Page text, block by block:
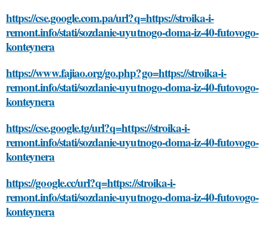
https://cse.google.com.pa/url?q=https://stroika-i-
remont.info/stati/sozdanie-uyutnogo-doma-iz-40-futovogo-
konteynera
https://www.fajiao.org/go.php?go=https://stroika-i-
remont.info/stati/sozdanie-uyutnogo-doma-iz-40-futovogo-
konteynera
https://cse.google.tg/url?q=https://stroika-i-
remont.info/stati/sozdanie-uyutnogo-doma-iz-40-futovogo-
konteynera
https://google.cc/url?q=https://stroika-i-
remont.info/stati/sozdanie-uyutnogo-doma-iz-40-futovogo-
konteynera